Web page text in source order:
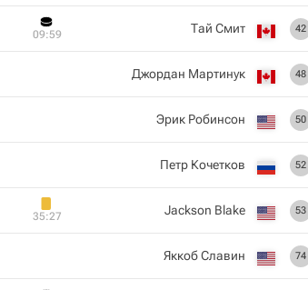
42
Тай Смит
09:59
48
Джордан Мартинук
50
Эрик Робинсон
52
Петр Кочетков
53
Jackson Blake
35:27
74
Яккоб Славин